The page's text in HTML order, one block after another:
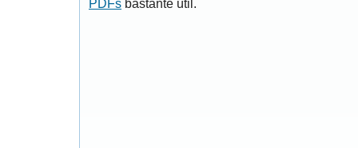
PDFs bastante útil.